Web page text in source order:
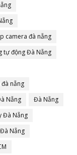
camera đà nẵng
tự động Đà Nẵng
nẵng
Nẵng
Đà Nẵng
Đà Nẵng
Nẵng